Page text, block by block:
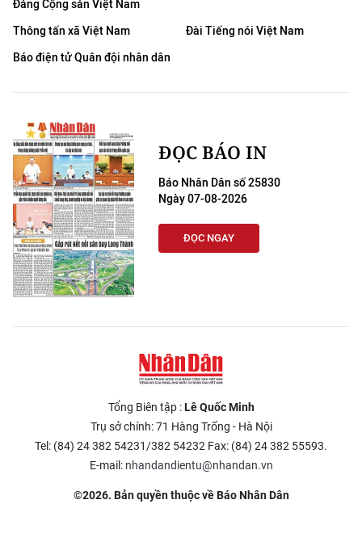
Đảng Cộng sản Việt Nam
Thông tấn xã Việt Nam
Đài Tiếng nói Việt Nam
Báo điện tử Quân đội nhân dân
ĐỌC BÁO IN
Báo Nhân Dân số 25830
Ngày 07-08-2026
ĐỌC NGAY
Tổng Biên tập :Lê Quốc Minh
Trụ sở chính: 71 Hàng Trống - Hà Nội
Tel: (84) 24 382 54231/382 54232 Fax: (84) 24 382 55593.
E-mail: nhandandientu@nhandan.vn
©2026. Bản quyền thuộc về Báo Nhân Dân